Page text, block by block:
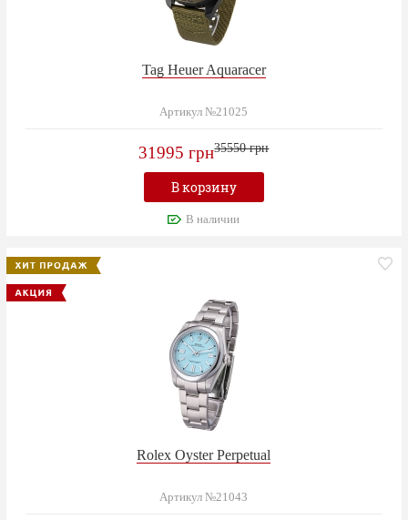
Tag Heuer Aquaracer
Артикул №21025
31995 грн35550 грн
В корзину
В наличии
Rolex Oyster Perpetual
Артикул №21043